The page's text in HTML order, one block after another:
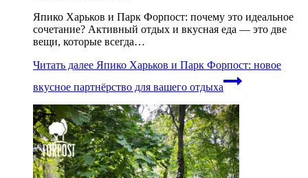
Япико Харьков и Парк Форпост: почему это идеальное
сочетание? Активный отдых и вкусная еда — это две
вещи, которые всегда…
Читать далее Япико Харьков и Парк Форпост: новое
вкусное партнёрство для вашего отдыха